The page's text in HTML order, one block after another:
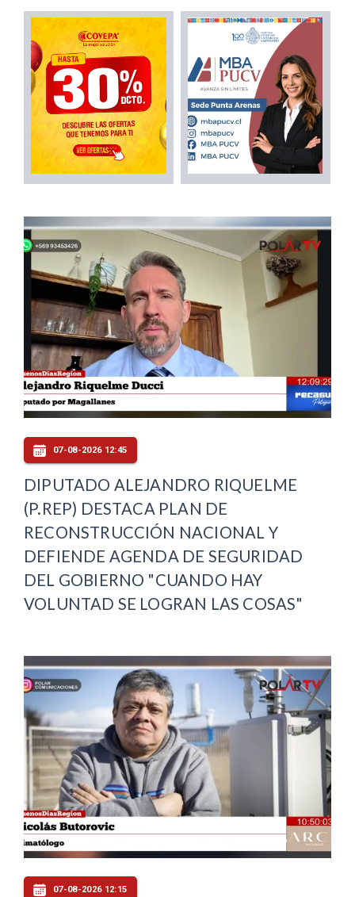
07-08-2026 12:45
DIPUTADO ALEJANDRO RIQUELME
(P.REP) DESTACA PLAN DE
RECONSTRUCCIÓN NACIONAL Y
DEFIENDE AGENDA DE SEGURIDAD
DEL GOBIERNO "CUANDO HAY
VOLUNTAD SE LOGRAN LAS COSAS"
07-08-2026 12:15